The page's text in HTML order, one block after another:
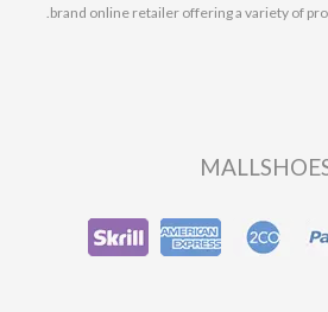
brand online retailer offering a variety of